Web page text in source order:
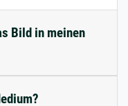
Bild in meinen